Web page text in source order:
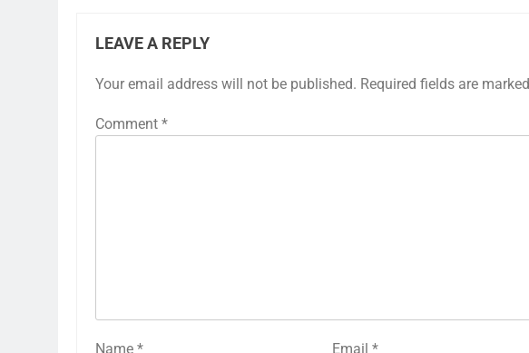
LEAVE A REPLY
Your email address will not be published. Required fields are marked
Comment *
Name * Email *